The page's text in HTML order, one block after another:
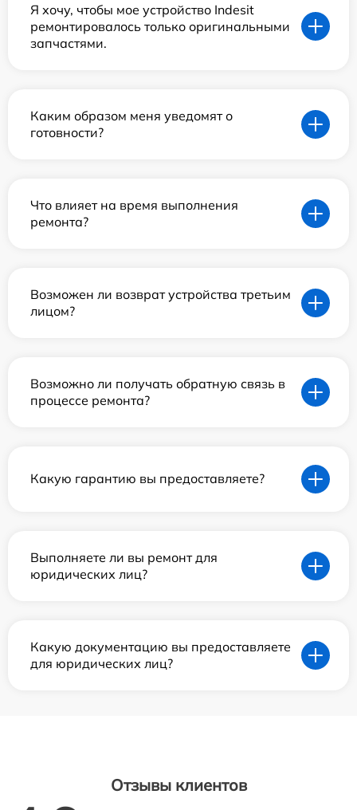
Я хочу, чтобы мое устройство Indesit
ремонтировалось только оригинальными
запчастями.
Каким образом меня уведомят о
готовности?
Что влияет на время выполнения
ремонта?
Возможен ли возврат устройства третьим
лицом?
Возможно ли получать обратную связь в
процессе ремонта?
Какую гарантию вы предоставляете?
Выполняете ли вы ремонт для
юридических лиц?
Какую документацию вы предоставляете
для юридических лиц?
Отзывы клиентов